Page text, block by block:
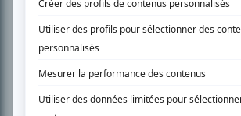
À propos
Nous contacter
Termes et conditions
Politique de confidentialité
Gestion du consentement